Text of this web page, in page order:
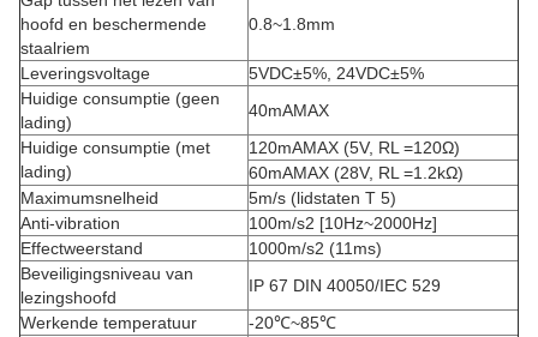
hoofd en beschermende
staalriem
0.8~1.8mm
Leveringsvoltage
5VDC±5%, 24VDC±5%
Huidige consumptie (geen
lading)
40mAMAX
Huidige consumptie (met
lading)
120mAMAX (5V, RL =120Ω)
60mAMAX (28V, RL =1.2kΩ)
Maximumsnelheid
5m/s (lidstaten T 5)
Anti-vibration
100m/s2 [10Hz~2000Hz]
Effectweerstand
1000m/s2 (11ms)
Beveiligingsniveau van
lezingshoofd
IP 67 DIN 40050/IEC 529
Werkende temperatuur
-20℃~85℃